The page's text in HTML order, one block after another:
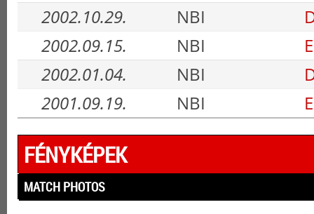
2002.10.29.
NBI
2002.09.15.
NBI
2002.01.04.
NBI
2001.09.19.
NBI
FÉNYKÉPEK
MATCH PHOTOS